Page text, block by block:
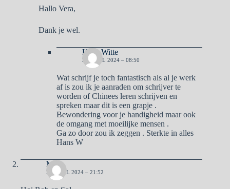
Hallo Vera,
Dank je wel.
Hans Witte
27 APRIL 2024 – 08:50
Wat schrijf je toch fantastisch als al je werk
af is zou ik je aanraden om schrijver te
worden of Chinees leren schrijven en
spreken maar dit is een grapje .
Bewondering voor je handigheid maar ook
de omgang met moeilijke mensen .
Ga zo door zou ik zeggen . Sterkte in alles
Hans W
Ma
26 APRIL 2024 – 21:52